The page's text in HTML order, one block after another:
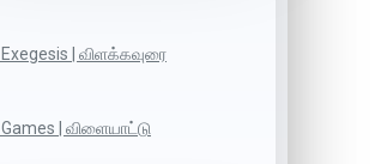
Exegesis | விளக்கவுரை
Games | விளையாட்டு